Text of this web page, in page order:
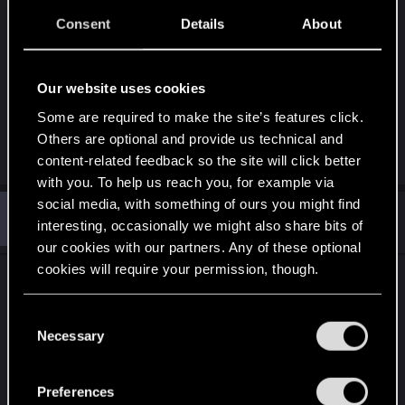
Consent Details About
Our website uses cookies
Some are required to make the site’s features click.
Others are optional and provide us technical and
content-related feedback so the site will click better
with you. To help us reach you, for example via
social media, with something of ours you might find
interesting, occasionally we might also share bits of
our cookies with our partners. Any of these optional
cookies will require your permission, though.
and tweak your preferences regarding them in the
Necessary
Preferences
pasuje do tych dwóch wyżej
Tomb Raider
Sleeping Dogs - drogo, chyba że zremasterowana,
to można jak ktoś nie grał
M mrrruczit.732 Mentor
Feb 18, 2015
[h=1]Giveaway: 100 wejściówek na IEM 2015 w
http://www.eurogamer.pl/articles/2015-02-17-
giveaway-100-wejsciowek-na-iem-2015-w-